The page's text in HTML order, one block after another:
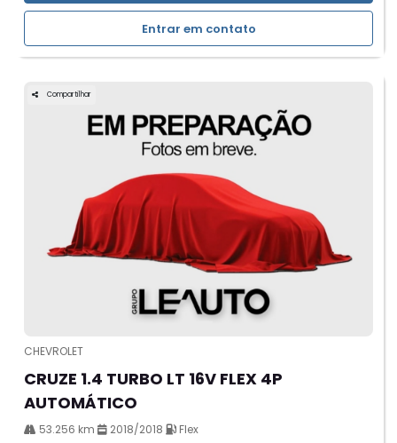
Entrar em contato
Compartilhar
CHEVROLET
CRUZE 1.4 TURBO LT 16V FLEX 4P
AUTOMÁTICO
53.256 km 2018/2018
Flex